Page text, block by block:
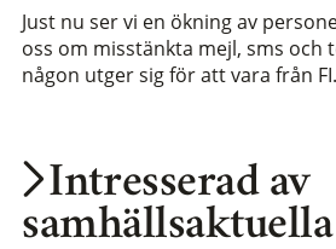
Intresserad av
Just nu ser vi en ökning av
oss om misstänkta mejl, sms och
någon utger sig för att vara från FI.